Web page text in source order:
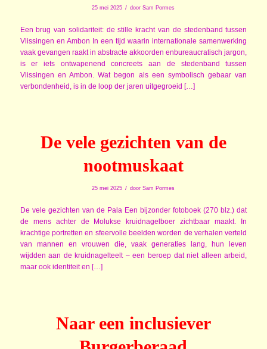
25 mei 2025 / doorSam Pormes
Een brug van solidariteit: de stille kracht van de stedenband tussen
Vlissingen en Ambon In een tijd waarin internationale samenwerking
vaak gevangen raakt in abstracte akkoorden enbureaucratisch jargon,
is er iets ontwapenend concreets aan de stedenband tussen
Vlissingen en Ambon. Wat begon als een symbolisch gebaar van
verbondenheid, is in de loop der jaren uitgegroeid […]
De vele gezichten van de
nootmuskaat
25 mei 2025 / doorSam Pormes
De vele gezichten van de Pala Een bijzonder fotoboek (270 blz.) dat
de mens achter de Molukse kruidnagelboer zichtbaar maakt. In
krachtige portretten en sfeervolle beelden worden de verhalen verteld
van mannen en vrouwen die, vaak generaties lang, hun leven
wijdden aan de kruidnagelteelt – een beroep dat niet alleen arbeid,
maar ook identiteit en […]
Naar een inclusiever